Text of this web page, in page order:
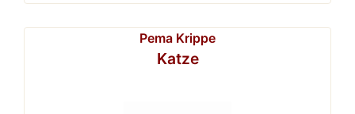
Pema Krippe
Katze